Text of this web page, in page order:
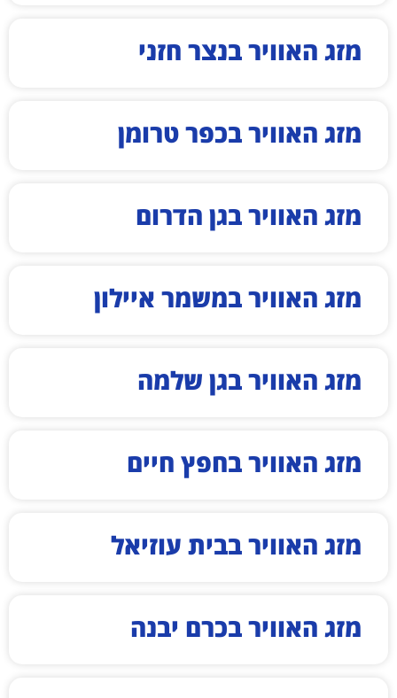
מזג האוויר בנצר חזני
מזג האוויר בכפר טרומן
מזג האוויר בגן הדרום
מזג האוויר במשמר איילון
מזג האוויר בגן שלמה
מזג האוויר בחפץ חיים
מזג האוויר בבית עוזיאל
מזג האוויר בכרם יבנה